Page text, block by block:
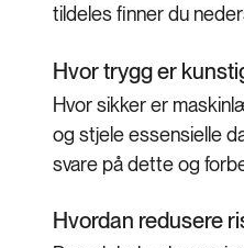
tildeles finner du
Hvor trygg er
Hvor sikker er
og stjele essensielle
svare på dette og
Hvordan redusere